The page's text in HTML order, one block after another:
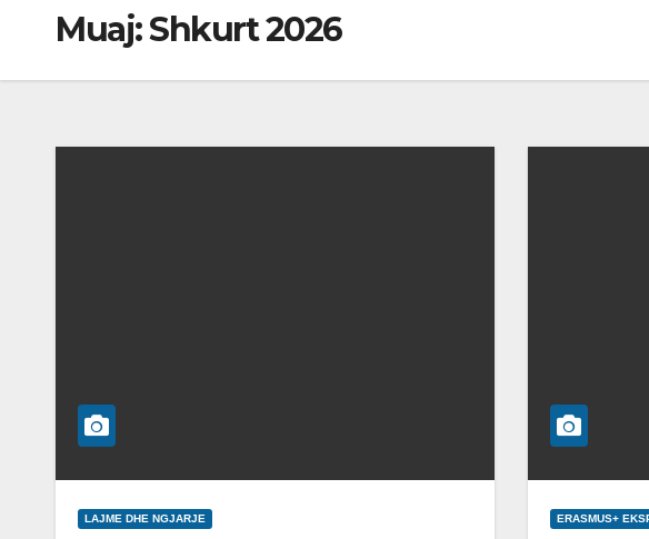
Muaj:Shkurt 2026
LAJME DHE NGJARJE ERASMUS+